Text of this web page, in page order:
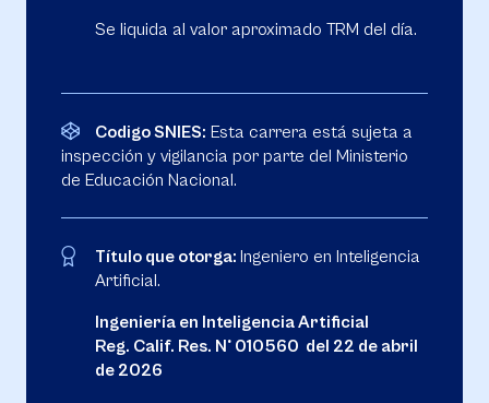
Se liquida al valor aproximado TRM del día.
Codigo SNIES: Esta carrera está sujeta a
inspección y vigilancia por parte del Ministerio
de Educación Nacional.
Título que otorga: Ingeniero en Inteligencia
Artificial.
Ingeniería en Inteligencia Artificial
Reg. Calif. Res. N° 010560 del 22 de abril
de 2026